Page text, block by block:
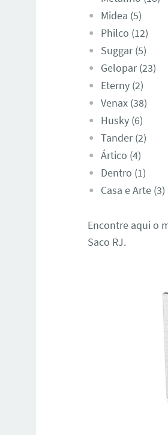
Midea (5)
Philco (12)
Suggar (5)
Gelopar (23)
Eterny (2)
Venax (38)
Husky (6)
Tander (2)
Ártico (4)
Dentro (1)
Casa e Arte (3)
Encontre aqui o
Saco RJ.